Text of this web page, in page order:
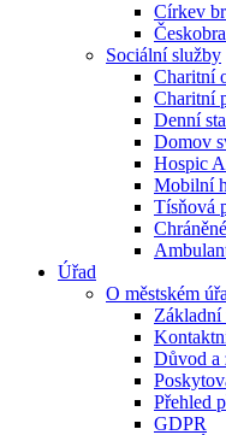
Církev
Sociální služby
Charitní
Charitní
Denní
Domov
Hospic
Mobilní
Tísňová
Úřad
O městském
Základní
Důvod a
Přehled
GDPR